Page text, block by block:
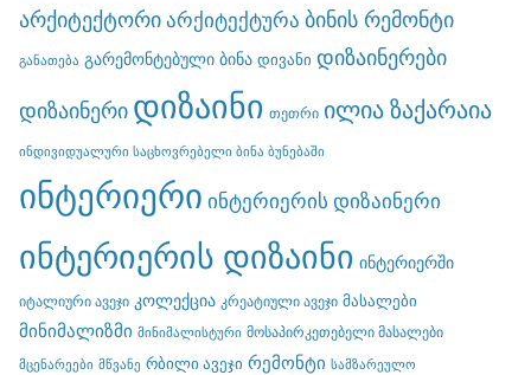
არქიტექტორიარქიტექტურა ბინის რემონტი
განათება გარემონტებული ბინა დივანი დიზაინერები
დიზაინერი დიზაინი თეთრი ილია ზაქარაია
ინდივიდუალური საცხოვრებელი ბინა ბუნებაში
ინტერიერი ინტერიერის დიზაინერი
ინტერიერის დიზაინი ინტერიერში
იტალიური ავეჯი კოლექცია კრეატიული ავეჯი მასალები
მინიმალიზმი მინიმალისტური მოსაპირკეთებელი მასალები
მცენარეები მწვანე რბილი ავეჯი რემონტი სამზარეულო